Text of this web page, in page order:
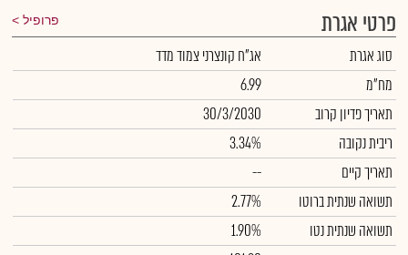
פרטי אגרת פרופיל
סוג אגרת
אג"ח קונצרני צמוד מדד
מח"מ
6.99
תאריך פדיון קרוב
30/3/2030
ריבית נקובה
3.34%
תאריך קיים
--
תשואה שנתית ברוטו
2.77%
תשואה שנתית נטו
1.90%